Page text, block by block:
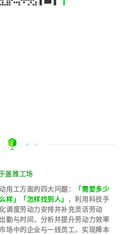
盖雅工场
用工方面的四大问题：
「需要多少
样」「怎样找到人」
，利用科技手
调度劳动力安排并补充灵活劳动
勤与时间，分析并提升劳动力效率
场中的企业与一线员工，实现降本